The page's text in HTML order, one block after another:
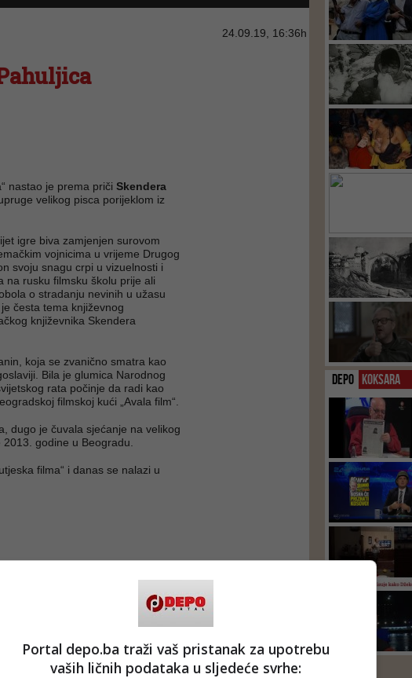
24.09.19, 16:36h
nastao je prema priči Skendera
velikog pisca porijeklom iz
igre biva zamjenjen surovom
vojnicima u vrijeme Drugog
svoju snagu crpi u vizuelnosti i
na rusku filmsku školu prije ali
o stradanju nevinih u užasu
česta tema književnog
književnika Skendera
koja se zvanično smatra kao
Bila je glumica Narodnog
rata počinje da radi kao
filmskoj kući „Avala film“.
dugo je čuvala sjećanje na velikog
godine u Beogradu.
filma“ i danas se nalazi u
DEPO KOKSARA
Portal depo.ba traži vaš pristanak za upotrebu
vaših ličnih podataka u sljedeće svrhe: